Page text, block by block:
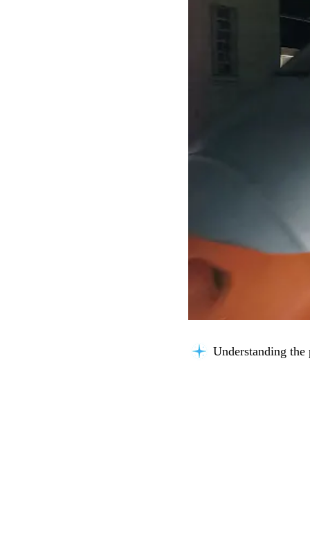
Understanding the